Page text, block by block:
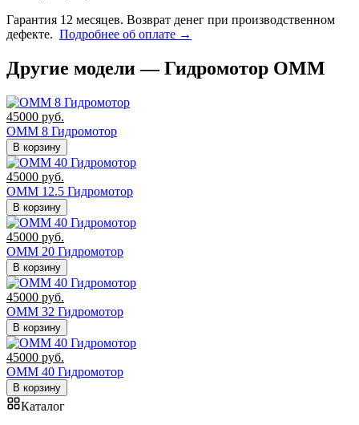
Гарантия 12 месяцев. Возврат денег при производственном
дефекте. Подробнее об оплате →
Другие модели — Гидромотор OMM
45000 руб.
OMM 8 Гидромотор
В корзину
45000 руб.
ОММ 12.5 Гидромотор
В корзину
45000 руб.
OMM 20 Гидромотор
В корзину
45000 руб.
OMM 32 Гидромотор
В корзину
45000 руб.
OMM 40 Гидромотор
В корзину
Каталог